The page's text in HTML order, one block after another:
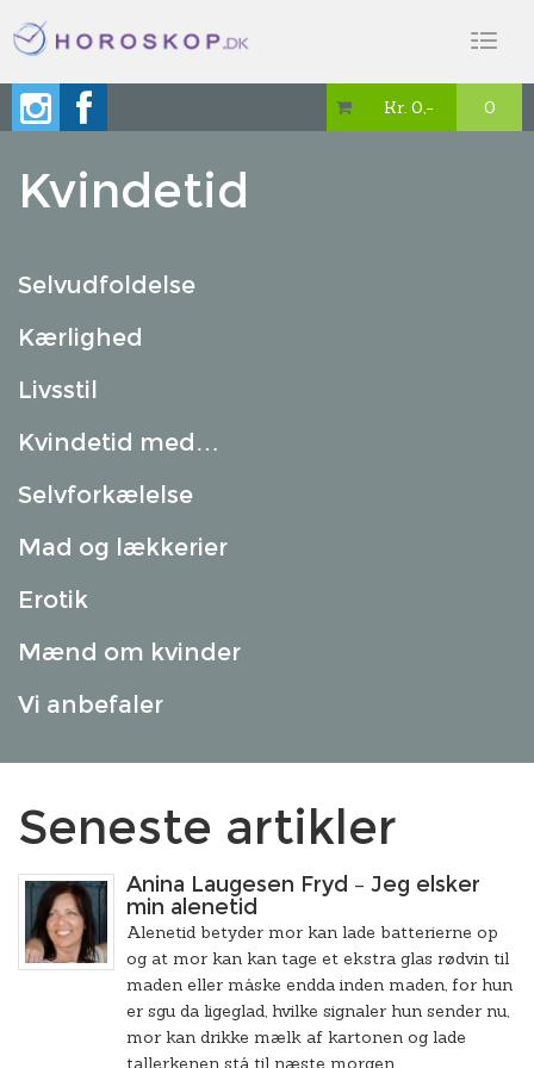
 Kr. 0,- 0
Kvindetid
Selvudfoldelse
Kærlighed
Livsstil
Kvindetid med…
Selvforkælelse
Mad og lækkerier
Erotik
Mænd om kvinder
Vi anbefaler
Seneste artikler
Anina Laugesen Fryd – Jeg elsker
min alenetid
Alenetid betyder mor kan lade batterierne op
og at mor kan kan tage et ekstra glas rødvin til
maden eller måske endda inden maden, for hun
er sgu da ligeglad, hvilke signaler hun sender nu,
mor kan drikke mælk af kartonen og lade
tallerkenen stå til næste morgen.